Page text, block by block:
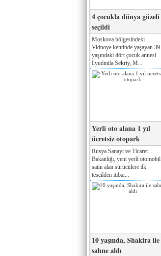
4 çocukla dünya güzeli
seçildi
Moskova bölgesindeki
Vidnoye kentinde yaşayan 39
yaşındaki dört çocuk annesi
Lyudmila Sekriy, M...
Yerli oto alana 1 yıl
ücretsiz otopark
Rusya Sanayi ve Ticaret
Bakanlığı, yeni yerli otomobil
satın alan sürücülere ilk
tescilden itibar...
10 yaşında, Shakira ile
sahne aldı